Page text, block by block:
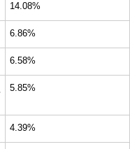
14.08%
6.86%
6.58%
5.85%
4.39%